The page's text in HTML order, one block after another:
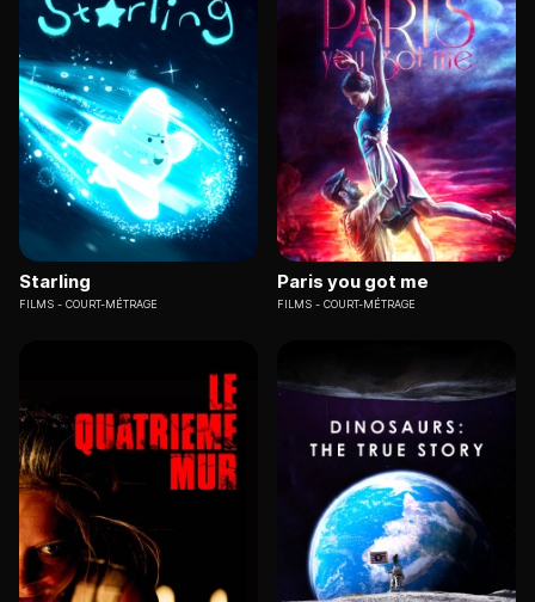
Starling
FILMS COURT-MÉTRAGE
Paris you got me
FILMS COURT-MÉTRAGE